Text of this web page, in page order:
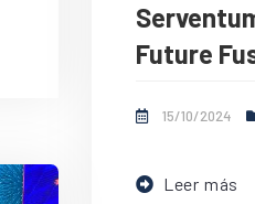
Future
15/10/2024
Leer más